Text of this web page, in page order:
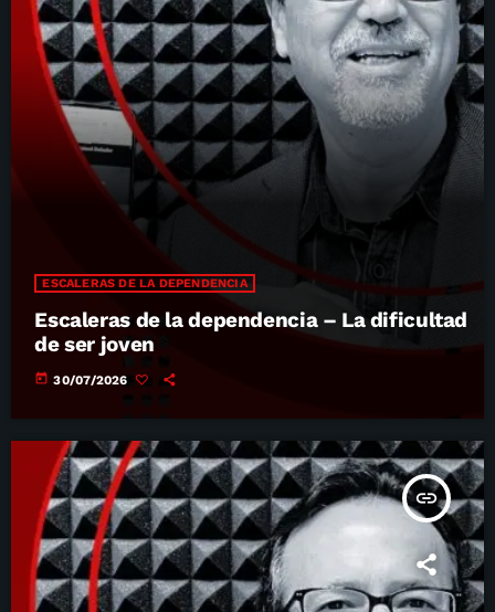
ESCALERAS DE LA DEPENDENCIA
Escaleras de la dependencia – La dificultad
de ser joven
today 30/07/2026
insert_link